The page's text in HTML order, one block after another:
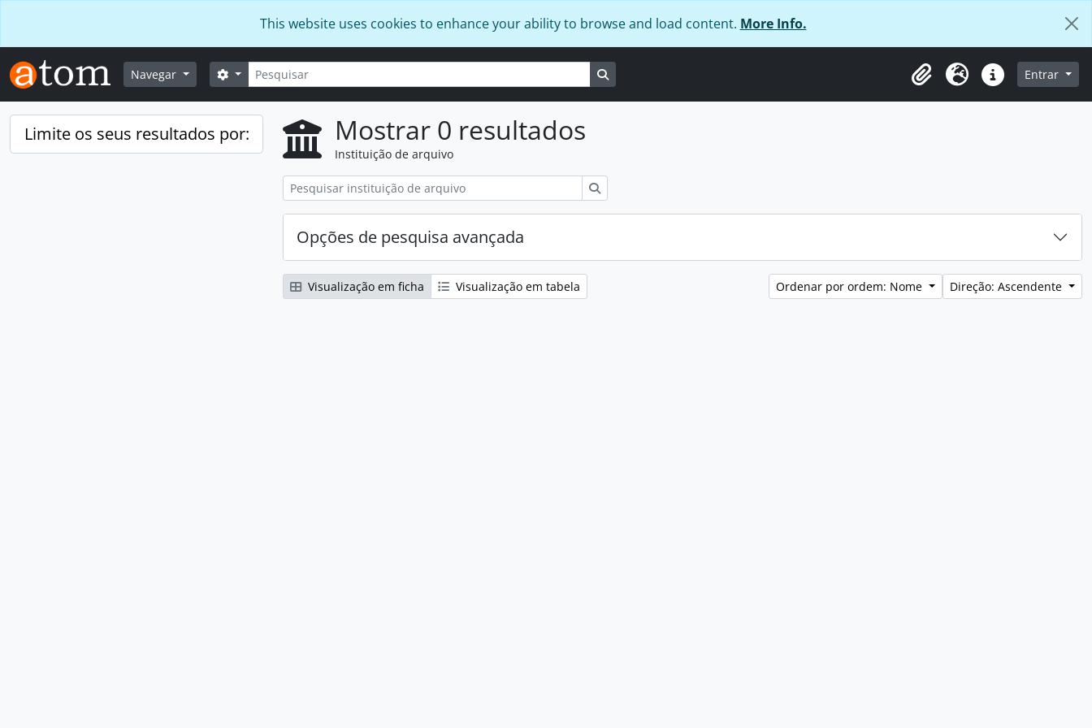
This website uses cookies to enhance your ability to browse and load content. More Info.
Navegar Pesquisar
Opções de busca
Área de transferência
Idioma Ligações rápidas
Entrar
Limite os seus resultados por: Mostrar 0 resultados
Instituição de arquivo
Opções de pesquisa avançada
Visualização em ficha Visualização em tabela Ordenar por ordem: Nome Direção: Ascendente